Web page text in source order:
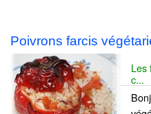
Poivrons farcis
Les
c...